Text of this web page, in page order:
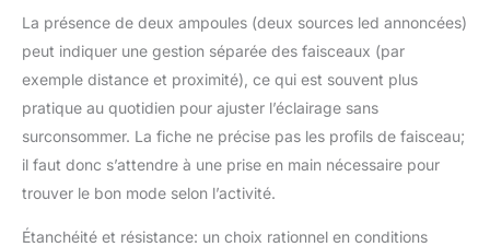
La présence de deux ampoules (deux sources led annoncées)
peut indiquer une gestion séparée des faisceaux (par
exemple distance et proximité), ce qui est souvent plus
pratique au quotidien pour ajuster l’éclairage sans
surconsommer. La fiche ne précise pas les profils de faisceau;
il faut donc s’attendre à une prise en main nécessaire pour
trouver le bon mode selon l’activité.
Étanchéité et résistance: un choix rationnel en conditions